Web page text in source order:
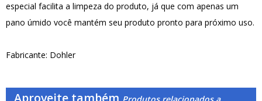
especial facilita a limpeza do produto, já que com apenas um
pano úmido você mantém seu produto pronto para próximo uso.
Fabricante: Dohler
Aproveite também